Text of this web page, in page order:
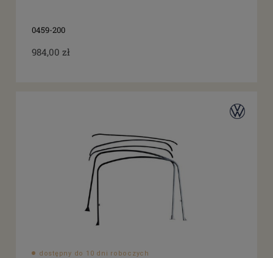
0459-200
984,00 zł
dostępny do 10 dni roboczych